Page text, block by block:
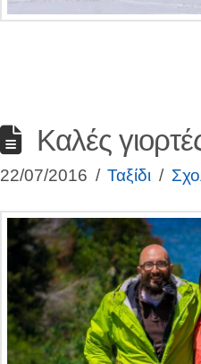
Καλές
22/07/2016 Ταξίδι